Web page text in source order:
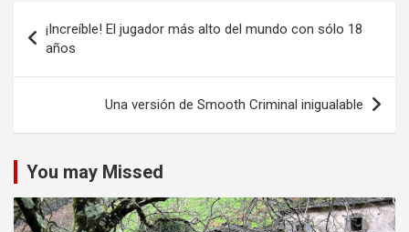
de
entradas
¡Increíble! El jugador más alto del mundo con sólo 18
años
Una versión de Smooth Criminal inigualable
You may Missed